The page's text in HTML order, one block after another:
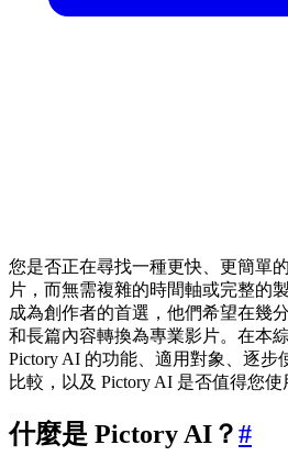
您是否正在尋找一種更快、更簡單
片，而無需複雜的時間軸或完整的
成為創作者的首選，他們希望在幾
和長篇內容轉換為專業影片。在本
Pictory AI 的功能、適用對象、逐步
比較，以及 Pictory AI 是否值得您使
什麼是 Pictory AI？#